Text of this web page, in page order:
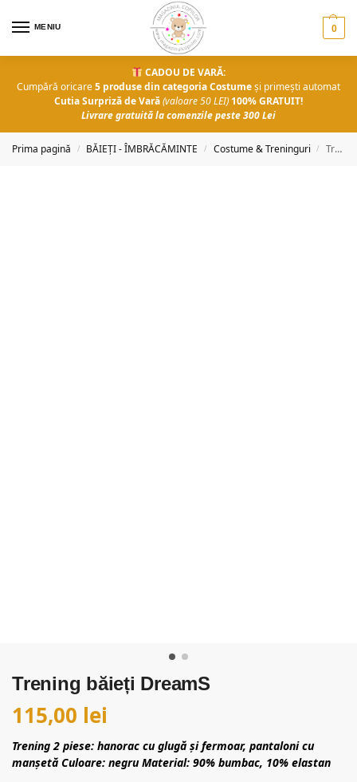
MENIU 0
CADOU DE VARĂ:
Cumpără oricare5 produse din categoria Costumeși primești automat
Cutia Surpriză de Vară(valoare 50 LEI) 100% GRATUIT!
Livrare gratuită la comenzile peste 300 Lei
Prima pagină / BĂIEȚI - ÎMBRĂCĂMINTE / Costume & Treninguri / Trening băieți DreamS
Trening băieți DreamS
115,00 lei
Trening 2 piese: hanorac cu glugă și fermoar, pantaloni cu
manșetă Culoare: negru Material: 90% bumbac, 10% elastan